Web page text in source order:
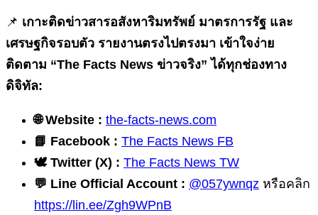
📌 เกาะติดข่าวสารอสังหาริมทรัพย์ มาตรการรัฐ และ
เศรษฐกิจรอบตัว รายงานตรงไปตรงมา เข้าใจง่าย
ติดตาม “The Facts News ข่าวจริง” ได้ทุกช่องทาง
ดิจิทัล:
🌐Website : the-facts-news.com
📘 Facebook : The Facts News FB
🕊️ Twitter (X) : The Facts News TW
💬 Line Official Account : @057ywnqz หรือคลิก
https://lin.ee/Zgh9WPnB